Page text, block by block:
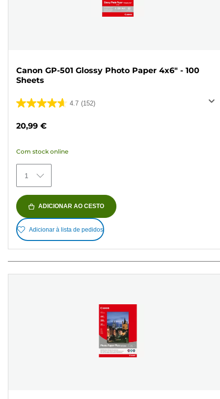
Canon GP-501 Glossy Photo Paper 4x6" - 100
Sheets
4.7 (152)
4.7
152
análises
20,99 €
Com stock online
1
ADICIONAR AO CESTO
Adicionar à lista de pedidos